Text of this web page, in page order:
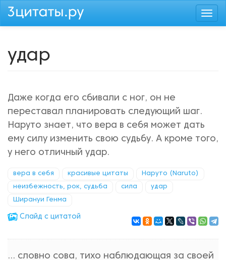
Перейти
удар
Даже когда его сбивали с ног, он не
переставал планировать следующий шаг.
Наруто знает, что вера в себя может дать
ему силу изменить свою судьбу. А кроме того,
у него отличный удар.
вера в себя красивые цитаты Наруто (Naruto)
неизбежность, рок, судьба сила удар
Ширануи Генма
Cлайд с цитатой
... словно сова, тихо наблюдающая за своей